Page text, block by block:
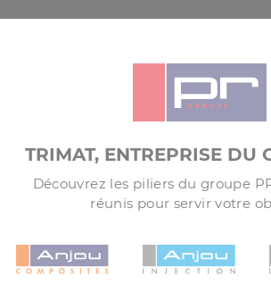
TRIMAT, ENTREPRISE DU
Découvrez les piliers du groupe
réunis pour servir votre